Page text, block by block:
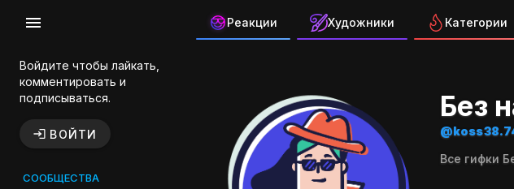
Реакции Художники Категории
Войдите чтобы лайкать,
комментировать и
подписываться.
ВОЙТИ
СООБЩЕСТВА
Без
Все гифки